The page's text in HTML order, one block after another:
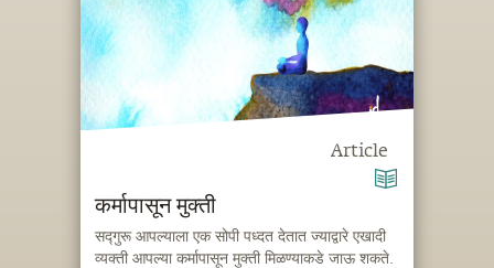
Article
कर्मापासून मुक्ती
सद्गुरू आपल्याला एक सोपी पध्दत देतात ज्याद्वारे एखादी
व्यक्ती आपल्या कर्मापासून मुक्ती मिळण्याकडे जाऊ शकते.